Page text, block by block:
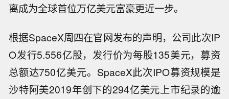
离成为全球首位万亿美元富豪更近一步。
根据SpaceX周四在官网发布的声明，公司此次IP
O发行5.556亿股，发行价为每股135美元，募资
总额达750亿美元。SpaceX此次IPO募资规模是
沙特阿美2019年创下的294亿美元上市纪录的逾